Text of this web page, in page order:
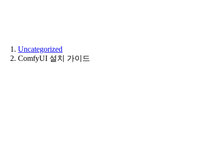
Uncategorized
ComfyUI 설치 가이드